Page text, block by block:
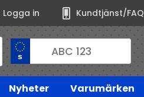
Logga in Kundtjänst/FAQ
Nyheter Varumärken